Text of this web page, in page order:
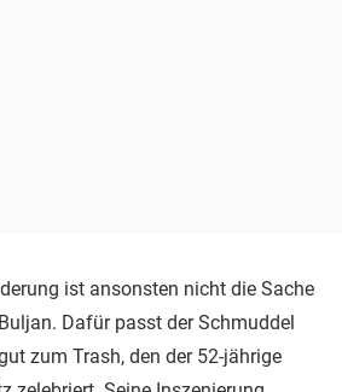
ist ansonsten nicht die Sache
Dafür passt der Schmuddel
zum Trash, den der 52-jährige